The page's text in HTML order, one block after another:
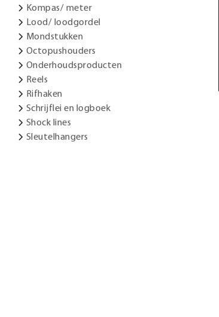
Kompas/ meter
Lood/ loodgordel
Mondstukken
Octopushouders
Onderhoudsproducten
Reels
Rifhaken
Schrijflei en logboek
Shock lines
Sleutelhangers